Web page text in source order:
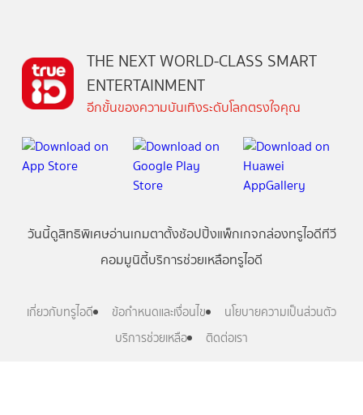
THE NEXT WORLD-CLASS SMART
ENTERTAINMENT
อีกขั้นของความบันเทิงระดับโลกตรงใจคุณ
วันนี้ดูสิทธิพิเศษอ่านเกมตาตั้งช้อปปิ้งแพ็กเกจกล่องทรูไอดีทีวี
คอมมูนิตี้บริการช่วยเหลือทรูไอดี
เกี่ยวกับทรูไอดี ข้อกำหนดและเงื่อนไข
นโยบายความเป็นส่วนตัว
บริการช่วยเหลือ
ติดต่อเรา